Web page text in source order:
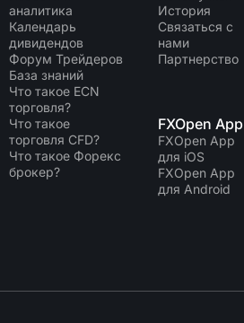
аналитика
Календарь
дивидендов
Форум Трейдеров
База знаний
Что такое ECN
торговля?
Что такое
торговля CFD?
Что такое Форекс
брокер?
История
Связаться с
нами
Партнерство
FXOpen App
FXOpen App
для iOS
FXOpen App
для Android